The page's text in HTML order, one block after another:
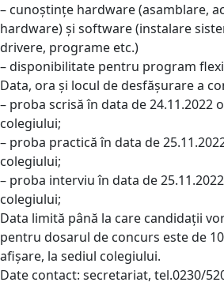
– cunoștințe hardware (asamblare,
hardware) și software(instalare
drivere, programe etc.)
– disponibilitate pentru program
Data, ora și locul de desfășurare a
– proba scrisă în data de 24.11.2022
colegiului;
– proba practică în data de
colegiului;
– proba interviu în data de
colegiului;
Data limită până la care candidații
pentru dosarul de concurs este de
afișare, la sediul colegiului.
Date contact: secretariat, tel.0230/